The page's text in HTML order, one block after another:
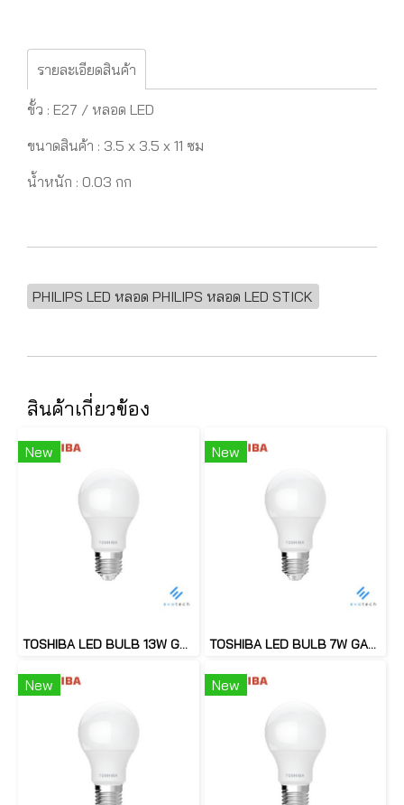
รายละเอียดสินค้า
ขั้ว : E27 / หลอด LED
ขนาดสินค้า : 3.5 x 3.5 x 11 ซม
น้ำหนัก : 0.03 กก
PHILIPS LED หลอด PHILIPS หลอด LED STICK
สินค้าเกี่ยวข้อง
New
TOSHIBA LED BULB 13W GAN5 A60 E27
New
TOSHIBA LED BULB 7W GAN5 A60 E27
New New